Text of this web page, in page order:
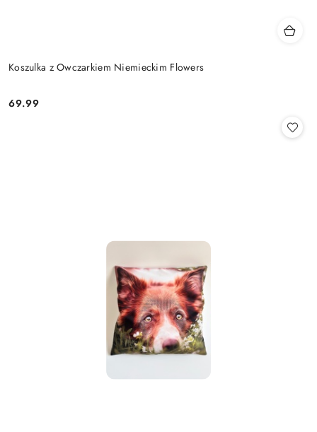
Koszulka z Owczarkiem Niemieckim Flowers
Cena:
69.99